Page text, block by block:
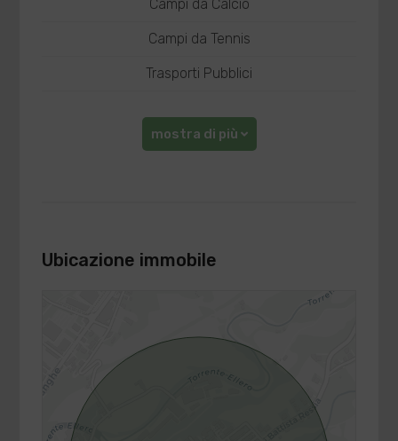
Campi da Calcio
Campi da Tennis
Trasporti Pubblici
mostra di più
Ubicazione immobile